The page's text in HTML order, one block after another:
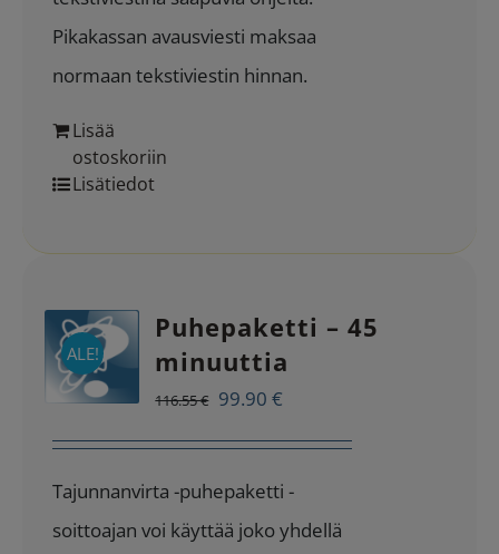
Pikakassan avausviesti maksaa
normaan tekstiviestin hinnan.
Lisää
ostoskoriin
Lisätiedot
ALE!
Puhepaketti – 45
minuuttia
116.55€ Alkuperäinen
hinta
99.90€
hinta
Tajunnanvirta -puhepaketti -
soittoajan voi käyttää joko yhdellä